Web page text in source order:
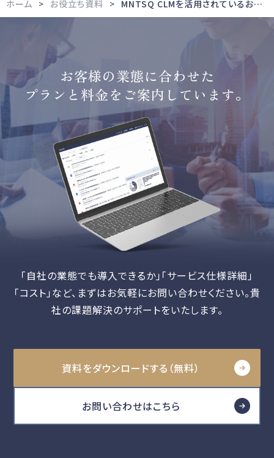
ホーム お役立ち資料 MNTSQ CLMを活用されているお客様の導入事例集
お客様の業態に合わせた
プランと料金をご案内しています。
「自社の業態でも導入できるか」「サービス仕様詳細」
「コスト」など、 まずはお気軽にお問い合わせください。貴
社の課題解決のサポートをいたします。
資料をダウンロードする（無料）
お問い合わせはこちら